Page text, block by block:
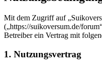
Mit dem Zugriff auf
(„https://suikoversum.de/
Betreiber ein Vertrag mit
1. Nutzungsvertrag